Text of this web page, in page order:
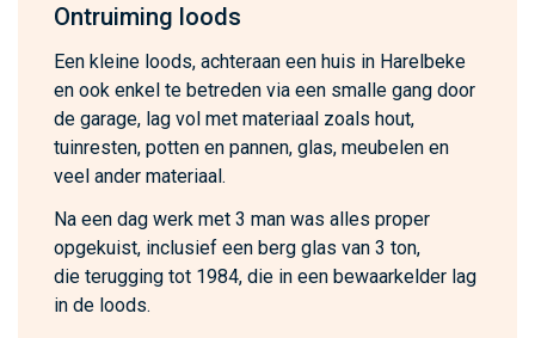
Ontruiming loods
Een kleine loods, achteraan een huis in Harelbeke
en ook enkel te betreden via een smalle gang door
de garage, lag vol met materiaal zoals hout,
tuinresten, potten en pannen, glas, meubelen en
veel ander materiaal.
Na een dag werk met 3 man was alles proper
opgekuist, inclusief een berg glas van 3 ton,
die terugging tot 1984, die in een bewaarkelder lag
in de loods.